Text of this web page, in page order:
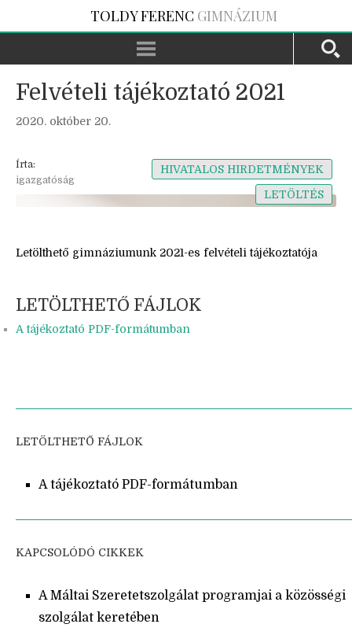
TOLDY FERENC GIMNÁZIUM
Felvételi tájékoztató 2021
2020. október 20.
Írta:
igazgatóság
HIVATALOS HIRDETMÉNYEK
LETÖLTÉS
Letölthető gimnáziumunk 2021-es felvételi tájékoztatója
LETÖLTHETŐ FÁJLOK
A tájékoztató PDF-formátumban
LETÖLTHETŐ FÁJLOK
A tájékoztató PDF-formátumban
KAPCSOLÓDÓ CIKKEK
A Máltai Szeretetszolgálat programjai a közösségi
szolgálat keretében